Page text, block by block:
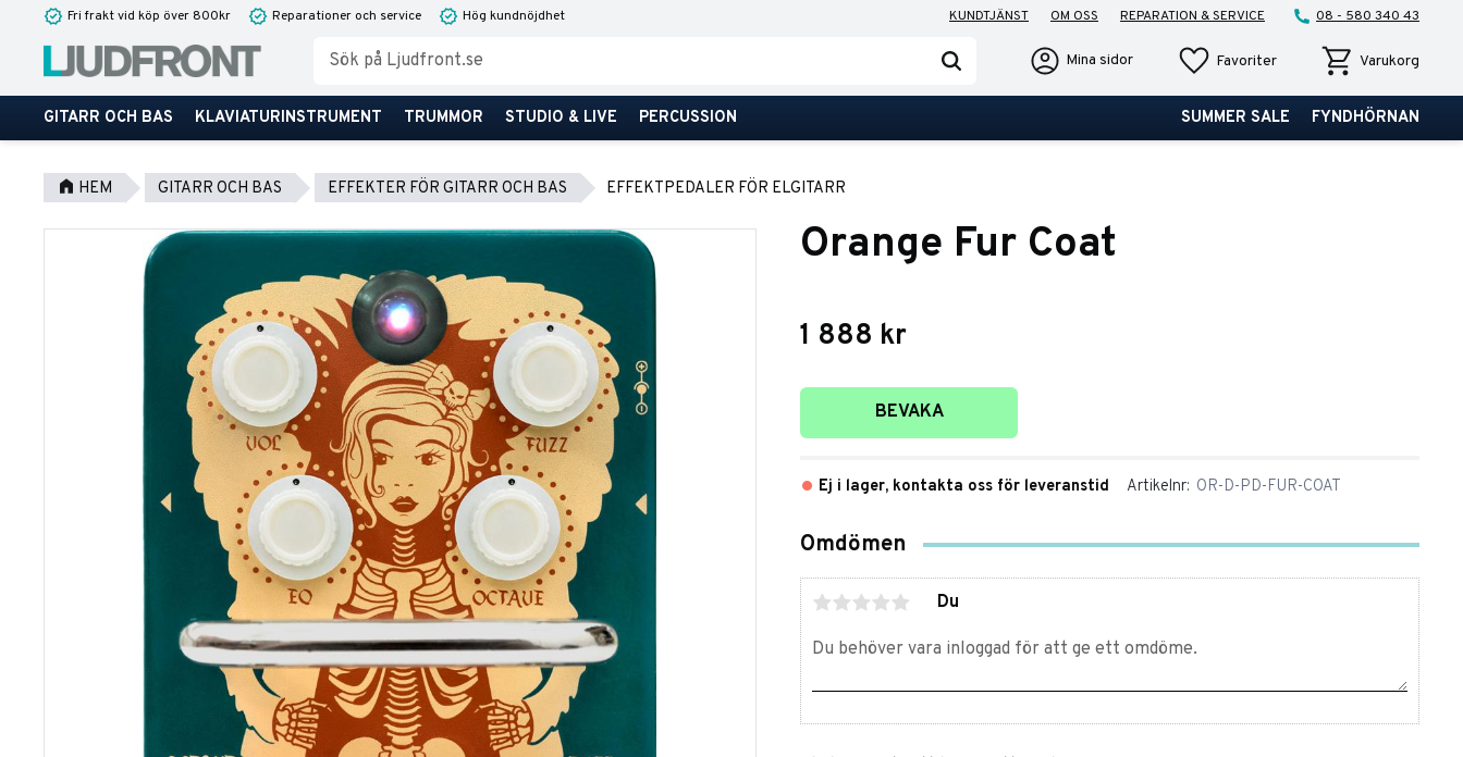
Fri frakt vid köp över 800kr Reparationer och service Hög kundnöjdhet KUNDTJÄNST OM OSS REPARATION & SERVICE 08 - 580 340 43
Mina sidor FavoriterFavoriter KundvagnVarukorg
GITARR OCH BAS KLAVIATURINSTRUMENT TRUMMOR STUDIO & LIVE PERCUSSION SUMMER SALE FYNDHÖRNAN
HEM GITARR OCH BAS EFFEKTER FÖR GITARR OCH BAS EFFEKTPEDALER FÖR ELGITARR
Orange Fur Coat
1 888 kr
Lägg till i favoriter
BEVAKA
Ej i lager, kontakta oss för leveranstid Artikelnr OR-D-PD-FUR-COAT
Omdömen
Du